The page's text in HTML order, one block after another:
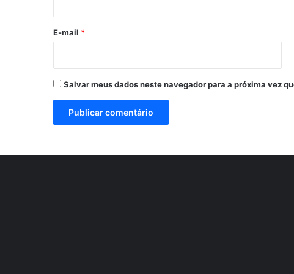
*
E-mail *
Salvar meus dados neste navegador para a próxima vez